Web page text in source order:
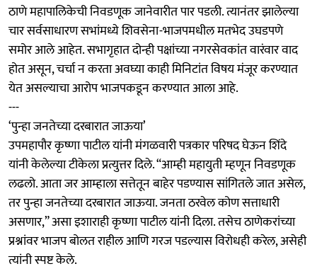
ठाणे महापालिकेची निवडणूक जानेवारीत पार पडली. त्यानंतर झालेल्या
चार सर्वसाधारण सभांमध्ये शिवसेना-भाजपमधील मतभेद उघडपणे
समोर आले आहेत. सभागृहात दोन्ही पक्षांच्या नगरसेवकांत वारंवार वाद
होत असून, चर्चा न करता अवघ्या काही मिनिटांत विषय मंजूर करण्यात
येत असल्याचा आरोप भाजपकडून करण्यात आला आहे.
---
‘पुन्हा जनतेच्या दरबारात जाऊया’
उपमहापौर कृष्णा पाटील यांनी मंगळवारी पत्रकार परिषद घेऊन शिंदे
यांनी केलेल्या टीकेला प्रत्युत्तर दिले. “आम्ही महायुती म्हणून निवडणूक
लढलो. आता जर आम्हाला सत्तेतून बाहेर पडण्यास सांगितले जात असेल,
तर पुन्हा जनतेच्या दरबारात जाऊया. जनता ठरवेल कोण सत्ताधारी
असणार,” असा इशाराही कृष्णा पाटील यांनी दिला. तसेच ठाणेकरांच्या
प्रश्नांवर भाजप बोलत राहील आणि गरज पडल्यास विरोधही करेल, असेही
त्यांनी स्पष्ट केले.